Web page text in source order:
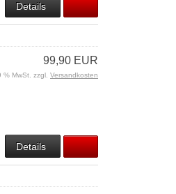
Details
99,90 EUR
% MwSt. zzgl. Versandkosten
Details